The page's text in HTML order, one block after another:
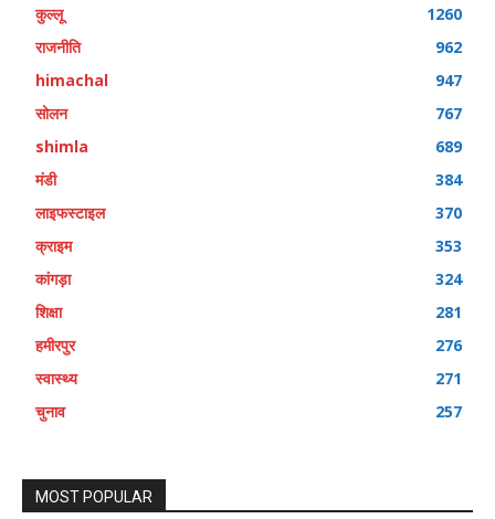
कुल्लू
1260
राजनीति
962
himachal
947
सोलन
767
shimla
689
मंडी
384
लाइफस्टाइल
370
क्राइम
353
कांगड़ा
324
शिक्षा
281
हमीरपुर
276
स्वास्थ्य
271
चुनाव
257
MOST POPULAR